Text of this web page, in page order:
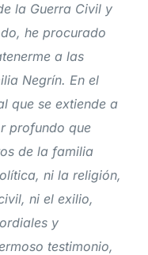
la Guerra Civil y
he procurado
a las
Negrín. En el
que se extiende a
profundo que
de la familia
ni la religión,
ni el exilio,
y
testimonio,